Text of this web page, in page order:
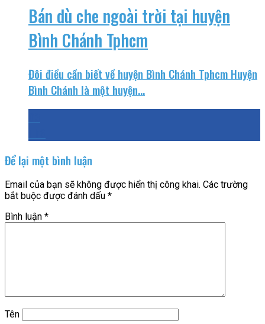
Bán dù che ngoài trời tại huyện
Bình Chánh Tphcm
Đôi điều cần biết về huyện Bình Chánh Tphcm Huyện
Bình Chánh là một huyện...
Để lại một bình luận
Email của bạn sẽ không được hiển thị công khai. Các trường
bắt buộc được đánh dấu *
Bình luận *
Tên